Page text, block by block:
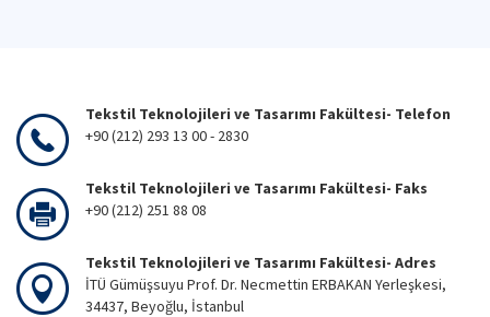
Tekstil Teknolojileri ve Tasarımı Fakültesi- Telefon
+90 (212) 293 13 00 - 2830
Tekstil Teknolojileri ve Tasarımı Fakültesi- Faks
+90 (212) 251 88 08
Tekstil Teknolojileri ve Tasarımı Fakültesi- Adres
İTÜ Gümüşsuyu Prof. Dr. Necmettin ERBAKAN Yerleşkesi,
34437, Beyoğlu, İstanbul